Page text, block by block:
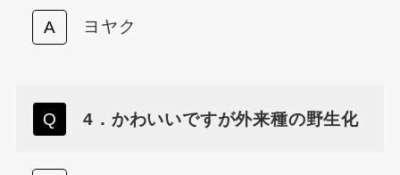
ヨヤク
4．かわいいですが外来種の野生化